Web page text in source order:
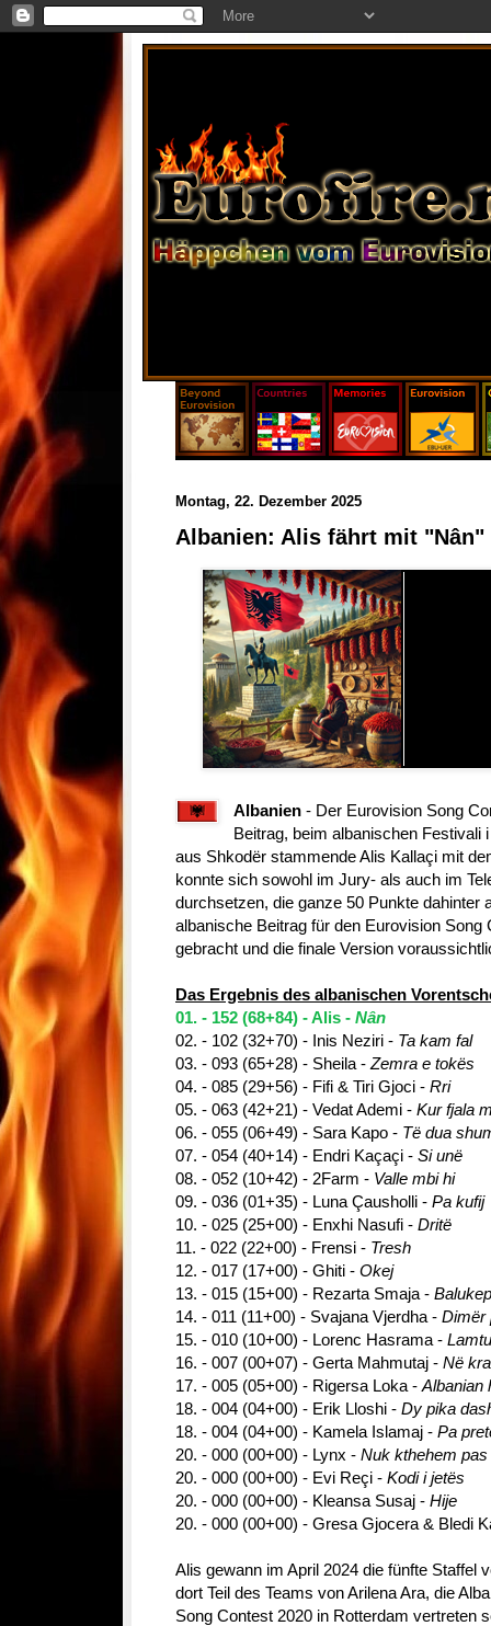
Montag, 22. Dezember 2025
Albanien: Alis fährt mit "Nân"
Albanien- Der Eurovision Song
Beitrag, beim albanischen
aus Shkodër stammende Alis Kallaçi mit
konnte sich sowohl im Jury- als auch im
durchsetzen, die ganze 50 Punkte dahinter
albanische Beitrag für den Eurovision Song
gebracht und die finale Version
Das Ergebnis des albanischen
01. - 152 (68+84) - Alis - Nân
02. - 102 (32+70) - Inis Neziri - Ta kam fal
03. - 093 (65+28) - Sheila - Zemra e tokës
04. - 085 (29+56) - Fifi & Tiri Gjoci - Rri
05. - 063 (42+21) - Vedat Ademi - Kur fjala
06. - 055 (06+49) - Sara Kapo - Të dua
07. - 054 (40+14) - Endri Kaçaçi - Si unë
08. - 052 (10+42) - 2Farm - Valle mbi hi
09. - 036 (01+35) - Luna Çausholli - Pa kufij
10. - 025 (25+00) - Enxhi Nasufi - Dritë
11. - 022 (22+00) - Frensi - Tresh
12. - 017 (17+00) - Ghiti - Okej
13. - 015 (15+00) - Rezarta Smaja -
14. - 011 (11+00) - Svajana Vjerdha - Dimër
15. - 010 (10+00) - Lorenc Hasrama -
16. - 007 (00+07) - Gerta Mahmutaj - Në
17. - 005 (05+00) - Rigersa Loka - Albanian
18. - 004 (04+00) - Erik Lloshi - Dy pika
18. - 004 (04+00) - Kamela Islamaj - Pa
20. - 000 (00+00) - Lynx - Nuk kthehem pas
20. - 000 (00+00) - Evi Reçi - Kodi i jetës
20. - 000 (00+00) - Kleansa Susaj - Hije
20. - 000 (00+00) - Gresa Gjocera & Bledi
Alis gewann im April 2024 die fünfte Staffel
dort Teil des Teams von Arilena Ara, die
Song Contest 2020 in Rotterdam vertreten